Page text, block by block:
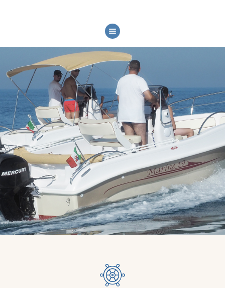
HOME
CHI SIAMO
MODELLI
SERVIZI
FIERE ED EVENTI
GALLERY